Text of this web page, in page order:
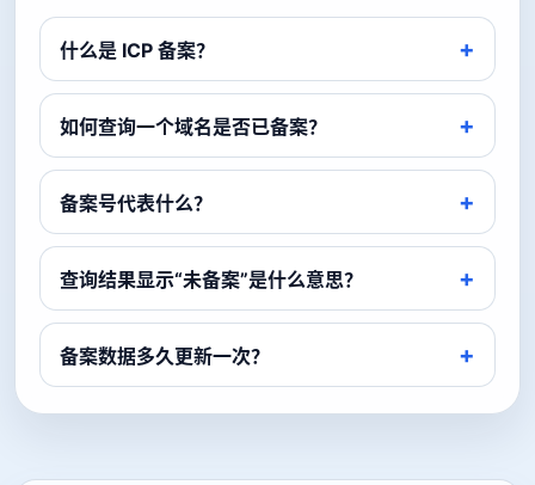
什么是 ICP 备案？
如何查询一个域名是否已备案？
备案号代表什么？
查询结果显示“未备案”是什么意思？
备案数据多久更新一次？